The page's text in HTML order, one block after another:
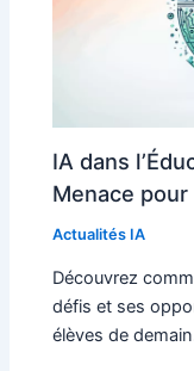
IA dans
Menace
Actualités IA
Découvrez
défis et ses
élèves de